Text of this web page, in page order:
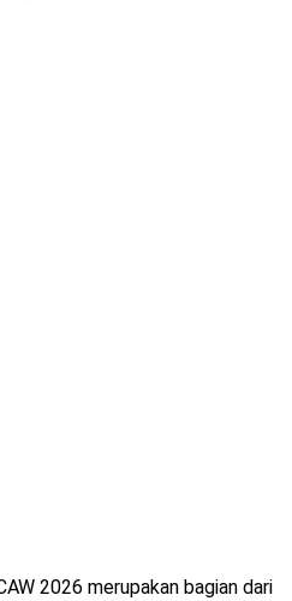
2026 merupakan bagian dari